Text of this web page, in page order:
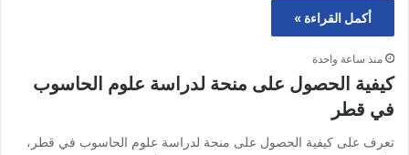
أكمل القراءة »
منذ ساعة واحدة
كيفية الحصول على منحة لدراسة علوم الحاسوب
في قطر
تعرف على كيفية الحصول على منحة لدراسة علوم الحاسوب في قطر،